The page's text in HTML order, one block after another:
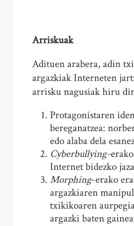
Arriskuak
Adituen arabera, adin
argazkiak Interneten
arrisku nagusiak hiru
Protagonistaren
bereganatzea:
edo alaba dela
Cyberbullying-
Internet bidezko
Morphing-erako
argazkiaren
txikikoaren
argazki baten